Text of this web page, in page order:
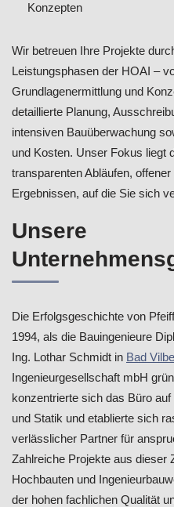
Konzepten
Wir betreuen Ihre Projekte
Leistungsphasen der HOAI –
Grundlagenermittlung und
detaillierte Planung,
intensiven Bauüberwachung
und Kosten. Unser Fokus liegt
transparenten Abläufen,
Ergebnissen, auf die Sie sich
Unsere
Die Erfolgsgeschichte von
1994, als die Bauingenieure
Ing. Lothar Schmidt in Bad
Ingenieurgesellschaft mbH
konzentrierte sich das Büro
und Statik und etablierte sich
verlässlicher Partner für
Zahlreiche Projekte aus dieser
Hochbauten und
der hohen fachlichen Qualität